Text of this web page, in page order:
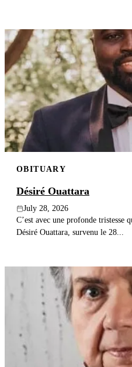
OBITUARY
Désiré Ouattara
July 28, 2026
C’est avec une profonde tristesse
Désiré Ouattara, survenu le 28...